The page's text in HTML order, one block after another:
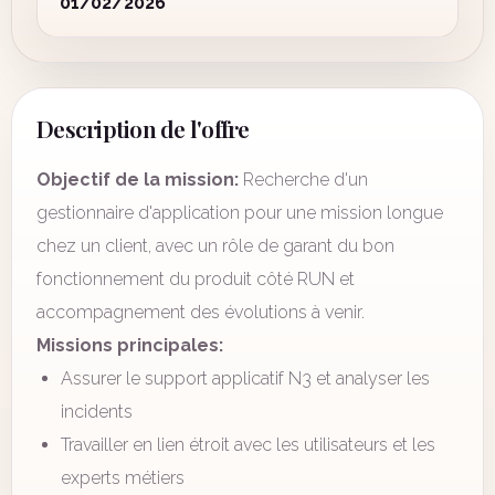
Description de l'offre
Objectif de la mission: Recherche d'un
gestionnaire d'application pour une mission longue
chez un client, avec un rôle de garant du bon
fonctionnement du produit côté RUN et
accompagnement des évolutions à venir.
Missions principales:
Assurer le support applicatif N3 et analyser les
incidents
Travailler en lien étroit avec les utilisateurs et les
experts métiers